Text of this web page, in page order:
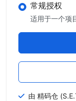
常规授权
适用于一个项
由 精码仓